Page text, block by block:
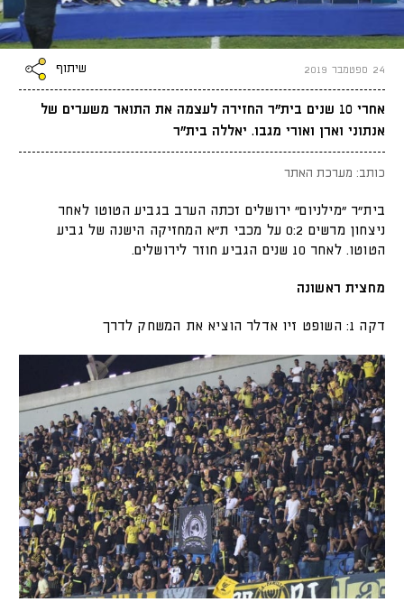
24 ספטמבר 2019 שיתוף
אחרי 10 שנים בית"ר החזירה לעצמה את התואר משערים של
אנתוני וארן ואורי מגבו. יאללה בית"ר
כותב: מערכת האתר
בית"ר "מילניום" ירושלים זכתה הערב בגביע הטוטו לאחר
ניצחון מרשים 0:2 על מכבי ת"א המחזיקה הישנה של גביע
הטוטו. לאחר 10 שנים הגביע חוזר לירושלים.
מחצית ראשונה
דקה 1: השופט זיו אדלר הוציא את המשחק לדרך